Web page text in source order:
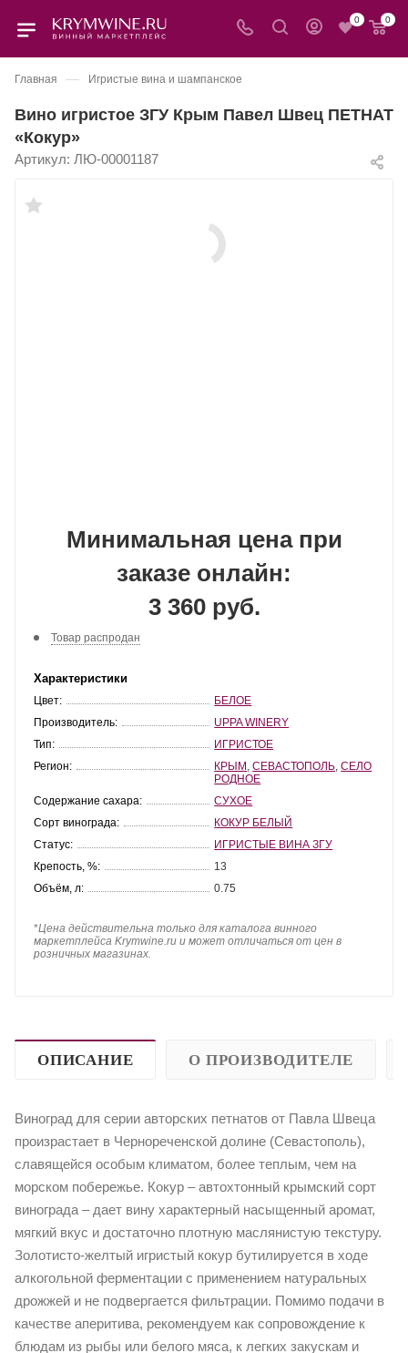
0 0
Главная — Игристые вина и шампанское
Вино игристое ЗГУ Крым Павел Швец ПЕТНАТ
«Кокур»
Артикул: ЛЮ-00001187
Минимальная цена при
заказе онлайн:
3 360 руб.
Товар распродан
Характеристики
Цвет:
БЕЛОЕ
Производитель:
UPPA WINERY
Тип:
ИГРИСТОЕ
Регион:
КРЫМ ,СЕВАСТОПОЛЬ ,СЕЛО
РОДНОЕ
Содержание сахара:
СУХОЕ
Сорт винограда:
КОКУР БЕЛЫЙ
Статус:
ИГРИСТЫЕ ВИНА ЗГУ
Крепость, %:
13
Объём, л:
0.75
*Цена действительна только для каталога винного
маркетплейса Krymwine.ru и может отличаться от цен в
розничных магазинах.
ОПИСАНИЕ О ПРОИЗВОДИТЕЛЕ
Виноград для серии авторских петнатов от Павла Швеца
произрастает в Чернореченской долине (Севастополь),
славящейся особым климатом, более теплым, чем на
морском побережье. Кокур – автохтонный крымский сорт
винограда – дает вину характерный насыщенный аромат,
мягкий вкус и достаточно плотную маслянистую текстуру.
Золотисто-желтый игристый кокур бутилируется в ходе
алкогольной ферментации с применением натуральных
дрожжей и не подвергается фильтрации. Помимо подачи в
качестве аперитива, рекомендуем как сопровождение к
блюдам из рыбы или белого мяса, к легких закускам и